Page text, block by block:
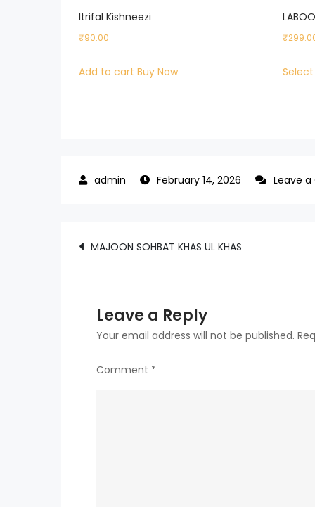
Itrifal Kishneezi
₹90.00
Add to cart Buy Now
₹
February 14, 2026 Leave
Post
MAJOON SOHBAT KHAS UL KHAS
Leave a Reply
Your email address will not be published.
Comment *